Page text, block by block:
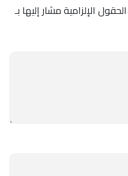
الحقول الإلزامية مشار إليها بـ